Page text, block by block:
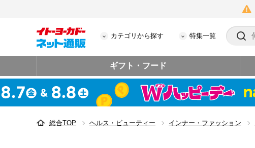
カテゴリから探す 特集一覧
ギフト・フード
総合TOP ヘルス・ビューティー インナー・ファッション